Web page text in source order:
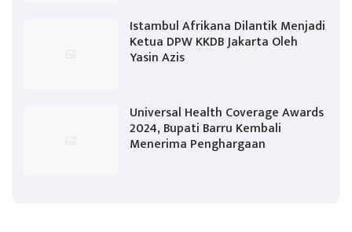
Istambul Afrikana Dilantik Menjadi
Ketua DPW KKDB Jakarta Oleh
Yasin Azis
Universal Health Coverage Awards
2024, Bupati Barru Kembali
Menerima Penghargaan